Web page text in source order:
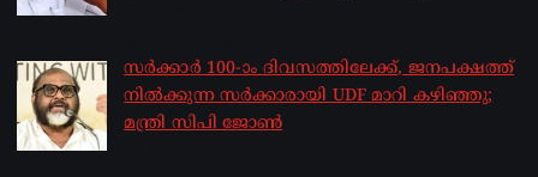
സർക്കാർ 100-ാം ദിവസത്തിലേക്ക്, ജനപക്ഷത്ത്
നിൽക്കുന്ന സർക്കാരായി UDF മാറി കഴിഞ്ഞു;
മന്ത്രി സിപി ജോൺ